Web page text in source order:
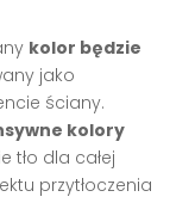
kolor będzie
jako
ściany.
kolory
tło dla całej
przytłoczenia